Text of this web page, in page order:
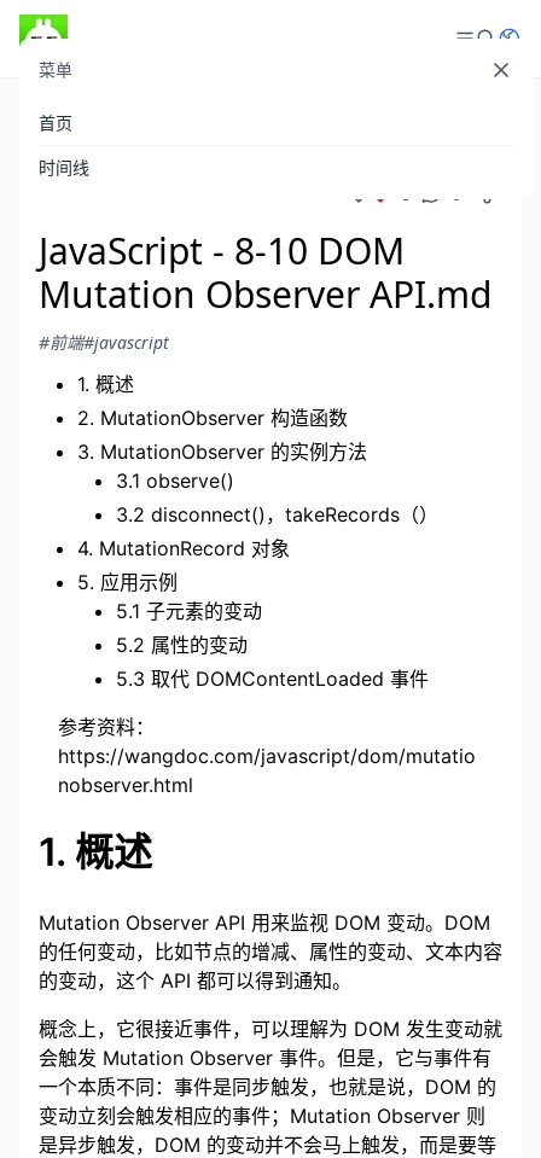
菜单
首页
时间线发布于 2021-06-21
0 0
JavaScript - 8-10 DOM
Mutation Observer API.md
#前端#javascript
1. 概述
2. MutationObserver 构造函数
3. MutationObserver 的实例方法
3.1 observe()
3.2 disconnect()，takeRecords（）
4. MutationRecord 对象
5. 应用示例
5.1 子元素的变动
5.2 属性的变动
5.3 取代 DOMContentLoaded 事件
参考资料：
https://wangdoc.com/javascript/dom/mutatio
nobserver.html
1. 概述
Mutation Observer API 用来监视 DOM 变动。DOM
的任何变动，比如节点的增减、属性的变动、文本内容
的变动，这个 API 都可以得到通知。
概念上，它很接近事件，可以理解为 DOM 发生变动就
会触发 Mutation Observer 事件。但是，它与事件有
一个本质不同：事件是同步触发，也就是说，DOM 的
变动立刻会触发相应的事件；Mutation Observer 则
是异步触发，DOM 的变动并不会马上触发，而是要等